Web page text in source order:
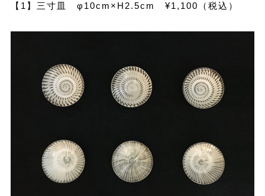
【1】三寸皿 φ10cm×H2.5cm ¥1,100（税込）